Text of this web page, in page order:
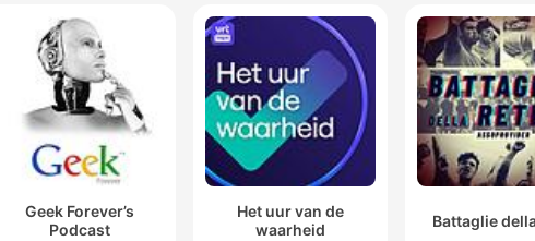
Geek Forever’s
Podcast
Het uur van de
waarheid
Battaglie